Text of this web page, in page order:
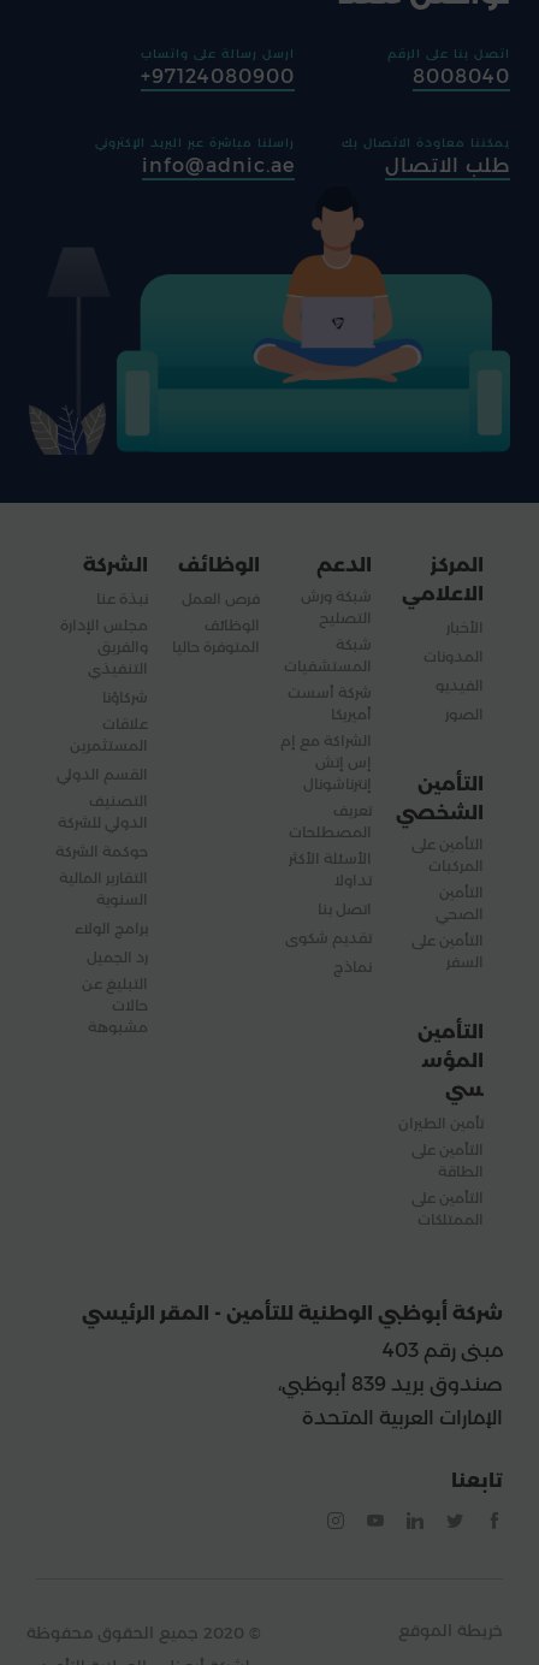
اتصل بنا على الرقم
8008040
ارسل رسالة على واتساب
97124080900+
يمكننا معاودة الاتصال بك
طلب الاتصال
راسلنا مباشرة عبر البريد الإكتروني
info@adnic.ae
الشركة
نبذة عنا
مجلس الإدارة
والفريق
التنفيذي
شركاؤنا
علاقات
المستثمرين
القسم الدولي
التصنيف
الدولي للشركة
حوكمة الشركة
التقارير المالية
السنوية
برامج الولاء
رد الجميل
التبليغ عن
حالات
مشبوهة
الوظائف
فرص العمل
الوظائف
المتوفرة حاليا
الدعم
شبكة ورش
التصليح
شبكة
المستشفيات
شركة أسست
أميريكا
الشراكة مع إم
إس إتش
إنترناشونال
تعريف
المصطلحات
الأسئلة الأكثر
تداولا
اتصل بنا
تقديم شكوى
نماذج
المركز
الاعلامي
الأخبار
المدونات
الفيديو
الصور
التأمين
الشخصي
التأمين على
المركبات
التأمين
الصحي
التأمين على
السفر
التأمين
المؤس
سي
تأمين الطيران
التأمين على
الطاقة
التأمين على
الممتلكات
شركة أبوظبي الوطنية للتأمين - المقر الرئيسي
مبنى رقم 403
صندوق بريد 839 أبوظبي،
الإمارات العربية المتحدة
تابعنا
خريطة الموقع
© 2020 جميع الحقوق محفوظة